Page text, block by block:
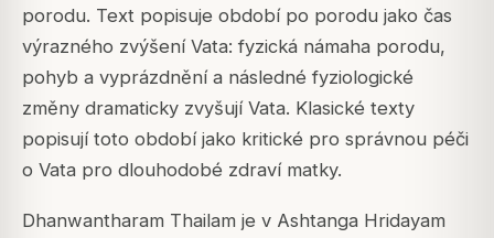
porodu. Text popisuje období po porodu jako čas
výrazného zvýšení Vata: fyzická námaha porodu,
pohyb a vyprázdnění a následné fyziologické
změny dramaticky zvyšují Vata. Klasické texty
popisují toto období jako kritické pro správnou péči
o Vata pro dlouhodobé zdraví matky.
Dhanwantharam Thailam je v Ashtanga Hridayam